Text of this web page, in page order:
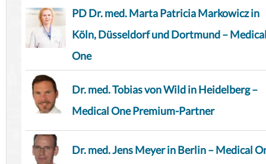
PD Dr. med. Marta Patricia Markowicz in
Köln, Düsseldorf und Dortmund –
One
Dr. med. Tobias von Wild in Heidelberg –
Medical One Premium-Partner
Dr. med. Jens Meyer in Berlin – Medical